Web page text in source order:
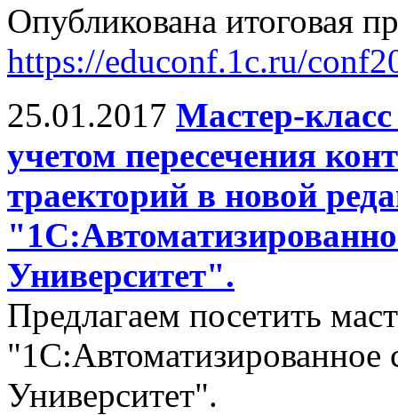
Опубликована итоговая
https://educonf.1c.ru/
25.01.2017 Мастер-
учетом пересечения
траекторий в новой
Университет".
Предлагаем посетить
"1С:Автоматизированное
Университет".